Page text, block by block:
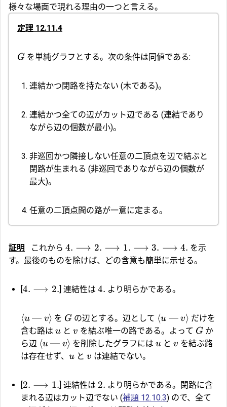
様々な場面で現れる理由の一つと言える。
定理 12.11.4
G を単純グラフとする。次の条件は同値である:
連結かつ閉路を持たない (木である)。
連結かつ全ての辺がカット辺である (連結であり
ながら辺の個数が最小)。
非巡回かつ隣接しない任意の二頂点を辺で結ぶと
閉路が生まれる (非巡回でありながら辺の個数が
最大)。
任意の二頂点間の路が一意に定まる。
証明 これから 4. ⟶ 2. ⟶ 1. ⟶ 3. ⟶ 4. を示
す。最後のものを除けば、どの含意も簡単に示せる。
4. ⟶ 2. ] 連結性は 4. より明らかである。
⟨u — v⟩ を G の辺とする。辺として ⟨u — v⟩ だけを
含む路は u と v を結ぶ唯一の路である。よって G か
ら辺 ⟨u — v⟩ を削除したグラフにはu とv を結ぶ路
は存在せず、 u と v は連結でない。
2. ⟶ 1. ] 連結性は 2. より明らかである。閉路に含
まれる辺はカット辺でない (補題 12.10.3) ので、全て